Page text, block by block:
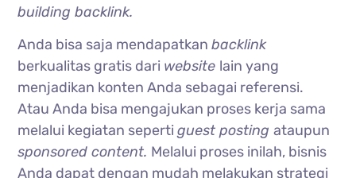
building backlink.
Anda bisa saja mendapatkanbacklink
berkualitas gratis dari website lain yang
menjadikan konten Anda sebagai referensi.
Atau Anda bisa mengajukan proses kerja sama
melalui kegiatan sepertiguest postingataupun
sponsored content. Melalui proses inilah, bisnis
Anda dapat dengan mudah melakukan strategi